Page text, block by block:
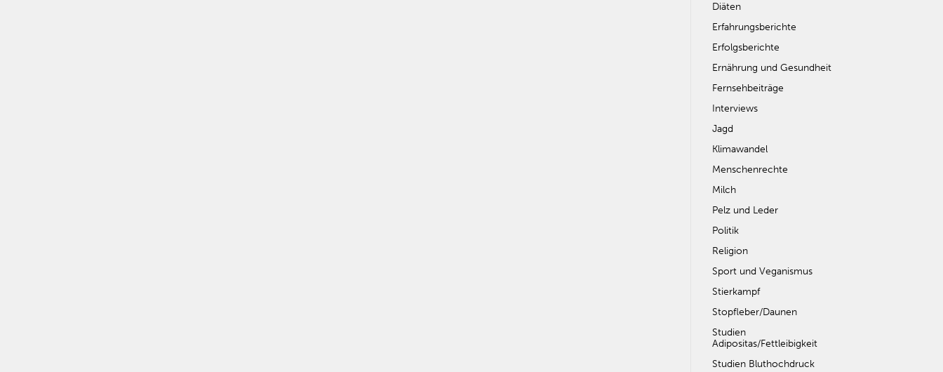
Diäten
Erfahrungsberichte
Erfolgsberichte
Ernährung und Gesundheit
Fernsehbeiträge
Interviews
Jagd
Klimawandel
Menschenrechte
Milch
Pelz und Leder
Politik
Religion
Sport und Veganismus
Stierkampf
Stopfleber/Daunen
Studien
Adipositas/Fettleibigkeit
Studien Bluthochdruck